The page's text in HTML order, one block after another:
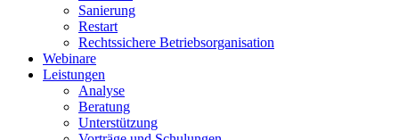
Sanierung
Restart
Rechtssichere Betriebsorganisation
Webinare
Leistungen
Analyse
Beratung
Unterstützung